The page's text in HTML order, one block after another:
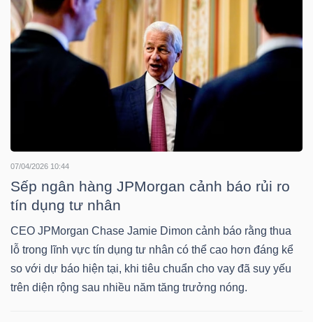
07/04/2026 10:44
Sếp ngân hàng JPMorgan cảnh báo rủi ro
tín dụng tư nhân
CEO JPMorgan Chase Jamie Dimon cảnh báo rằng thua
lỗ trong lĩnh vực tín dụng tư nhân có thể cao hơn đáng kể
so với dự báo hiện tại, khi tiêu chuẩn cho vay đã suy yếu
trên diện rộng sau nhiều năm tăng trưởng nóng.
NGUYÊN
LIỆU
NGHIỆP
TIÊU
DÙNG
KHÔNG